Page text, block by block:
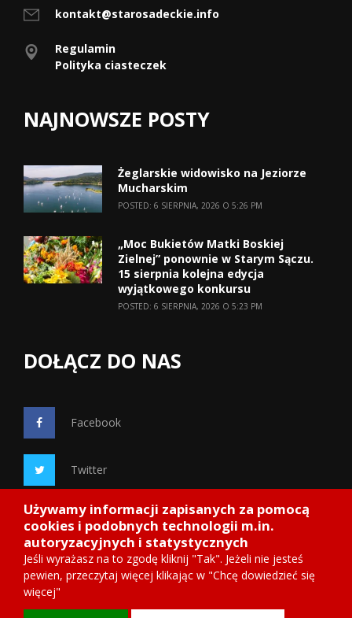
kontakt@starosadeckie.info
Regulamin
Polityka ciasteczek
NAJNOWSZE POSTY
Żeglarskie widowisko na Jeziorze
Mucharskim
POSTED: 6 SIERPNIA, 2026 O 5:26 PM
„Moc Bukietów Matki Boskiej
Zielnej” ponownie w Starym Sączu.
15 sierpnia kolejna edycja
wyjątkowego konkursu
POSTED: 6 SIERPNIA, 2026 O 5:23 PM
DOŁĄCZ DO NAS
Facebook
Twitter
Google+
Copyright 2014Starosadeckie.info, wdrożenie ITnetDESIGN
Używamy informacji zapisanych za pomocą
cookies i podobnych technologii m.in.
autoryzacyjnych i statystycznych
Jeśli wyrażasz na to zgodę kliknij "Tak". Jeżeli nie jesteś
pewien, przeczytaj więcej klikając w "Chcę dowiedzieć się
więcej"